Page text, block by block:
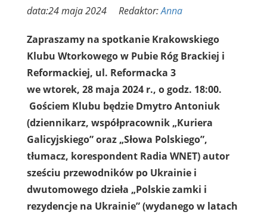
data:24 maja 2024 Redaktor:Anna
Zapraszamy na spotkanie Krakowskiego
Klubu Wtorkowego w Pubie Róg Brackiej i
Reformackiej, ul. Reformacka 3
we wtorek, 28 maja 2024 r., o godz. 18:00.
Gościem Klubu będzie Dmytro Antoniuk
(dziennikarz, współpracownik „Kuriera
Galicyjskiego” oraz „Słowa Polskiego”,
tłumacz, korespondent Radia WNET) autor
sześciu przewodników po Ukrainie i
dwutomowego dzieła „Polskie zamki i
rezydencje na Ukrainie” (wydanego w latach